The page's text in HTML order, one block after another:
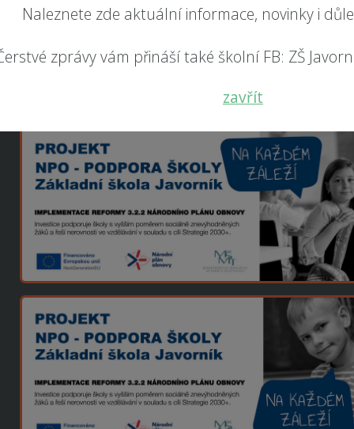
Naleznete zde aktuální informace, novinky i
zprávy vám přináší také školní FB: ZŠ
zavřít